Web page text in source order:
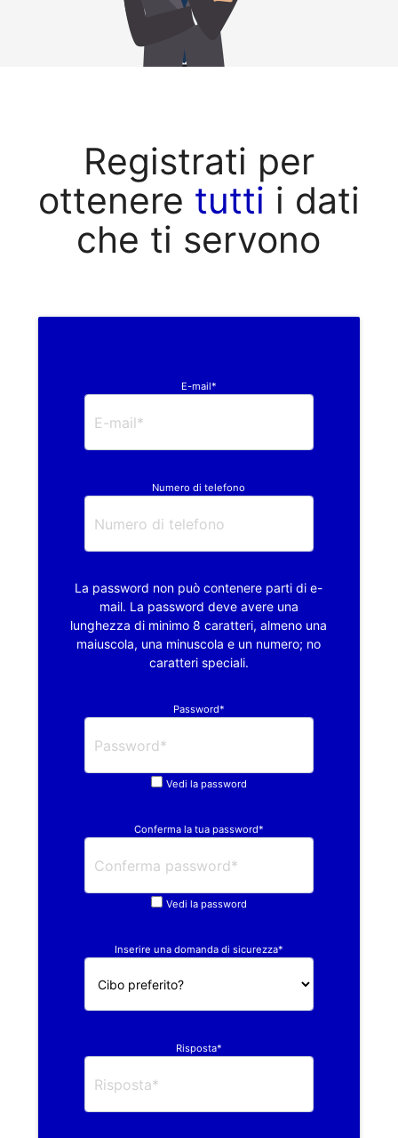
Registrati per
ottenere tutti i dati
che ti servono
E-mail*
Numero di telefono
La password non può contenere parti di e-
mail. La password deve avere una
lunghezza di minimo 8 caratteri, almeno una
maiuscola, una minuscola e un numero; no
caratteri speciali.
Password*
Vedi la password
Conferma la tua password*
Vedi la password
Inserire una domanda di sicurezza*
Risposta*